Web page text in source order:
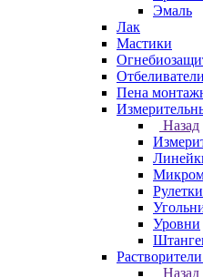
Эмаль
Лак
Мастики
Пена
Назад
Рулетки
Уровни
Растворители
Назад